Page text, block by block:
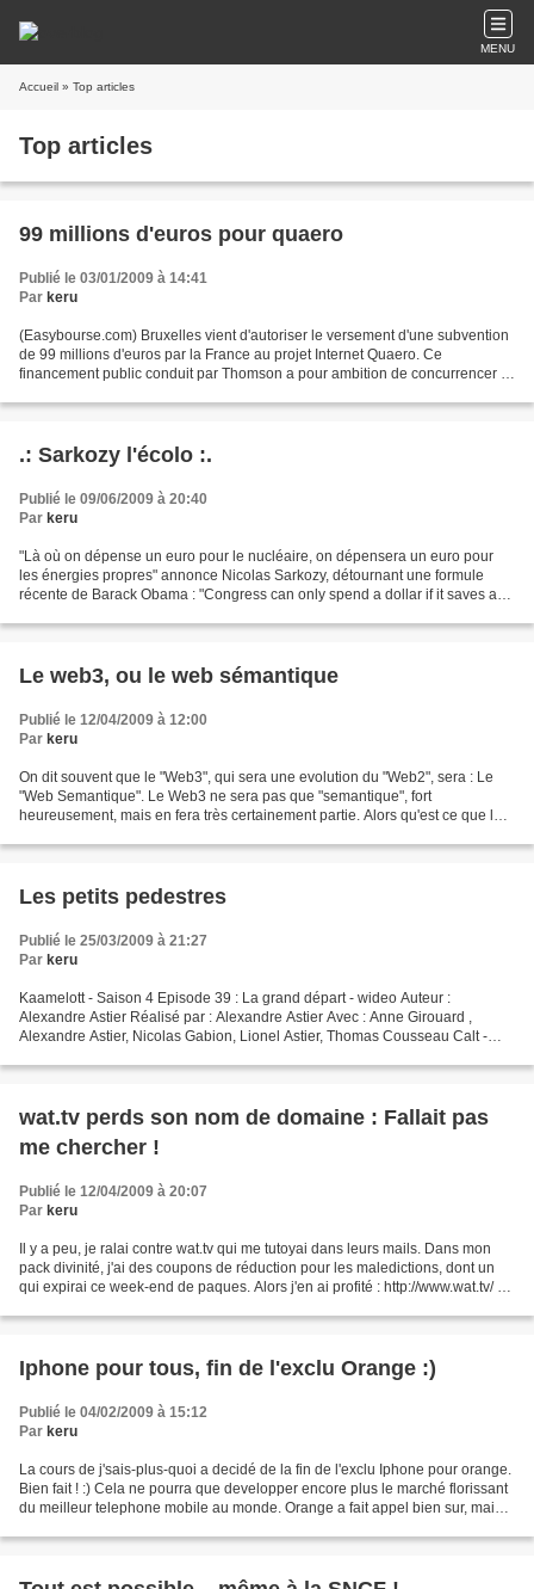
MENU
Accueil » Top articles
Top articles
99 millions d'euros pour quaero
Publié le 03/01/2009 à 14:41
Par keru
(Easybourse.com) Bruxelles vient d'autoriser le versement d'une subvention
de 99 millions d'euros par la France au projet Internet Quaero. Ce
financement public conduit par Thomson a pour ambition de concurrencer le
.: Sarkozy l'écolo :.
Publié le 09/06/2009 à 20:40
Par keru
"Là où on dépense un euro pour le nucléaire, on dépensera un euro pour
les énergies propres" annonce Nicolas Sarkozy, détournant une formule
récente de Barack Obama : "Congress can only spend a dollar if it saves a
Le web3, ou le web sémantique
Publié le 12/04/2009 à 12:00
Par keru
On dit souvent que le "Web3", qui sera une evolution du "Web2", sera : Le
"Web Semantique". Le Web3 ne sera pas que "semantique", fort
heureusement, mais en fera très certainement partie. Alors qu'est ce que le
Les petits pedestres
Publié le 25/03/2009 à 21:27
Par keru
Kaamelott - Saison 4 Episode 39 : La grand départ - wideo Auteur :
Alexandre Astier Réalisé par : Alexandre Astier Avec : Anne Girouard ,
Alexandre Astier, Nicolas Gabion, Lionel Astier, Thomas Cousseau Calt -
wat.tv perds son nom de domaine : Fallait pas
me chercher !
Publié le 12/04/2009 à 20:07
Par keru
Il y a peu, je ralai contre wat.tv qui me tutoyai dans leurs mails. Dans mon
pack divinité, j'ai des coupons de réduction pour les maledictions, dont un
qui expirai ce week-end de paques. Alors j'en ai profité : http://www.wat.tv/ hé
Iphone pour tous, fin de l'exclu Orange :)
Publié le 04/02/2009 à 15:12
Par keru
La cours de j'sais-plus-quoi a decidé de la fin de l'exclu Iphone pour orange.
Bien fait ! :) Cela ne pourra que developper encore plus le marché florissant
du meilleur telephone mobile au monde. Orange a fait appel bien sur, mais